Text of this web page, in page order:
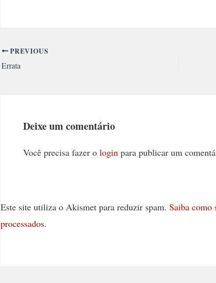
PREVIOUS
Errata
Deixe um comentário
Você precisa fazer o login para publicar um
Este site utiliza o Akismet para reduzir spam. Saiba como
processados.